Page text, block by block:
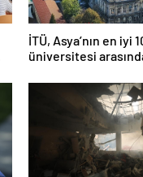
İTÜ, Asya’nın en iyi
üniversitesi